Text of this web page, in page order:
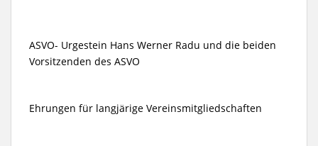
ASVO- Urgestein Hans Werner Radu und die beiden
Vorsitzenden des ASVO
Ehrungen für langjärige Vereinsmitgliedschaften